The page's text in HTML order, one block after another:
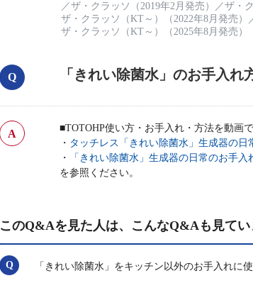
／ザ・クラッソ（2019年2月発売） ／ザ・
ザ・クラッソ（KT～）（2022年8月発売）
ザ・クラッソ（KT～）（2025年8月発売）
「きれい除菌水」のお手入れ
■TOTOHP使い方・お手入れ・方法を動画
・ タッチレス「きれい除菌水」生成器の日
・
「きれい除菌水」生成器の日常のお手入
を参照ください。
このQ&Aを見た人は、こんなQ&Aも見てい
「きれい除菌水」をキッチン以外のお手入れに